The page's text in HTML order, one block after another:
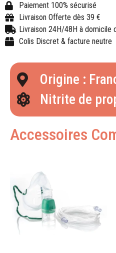
Paiement 100% sécurisé
Livraison Offerte dès 39 €
Livraison 24H/48H à domicile
Colis Discret & facture neutre
Origine :
Nitrite de
Accessoires